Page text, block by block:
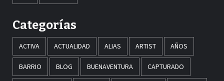
Categorías
ACTIVA ACTUALIDAD ALIAS ARTIST AÑOS
BARRIO BLOG BUENAVENTURA CAPTURADO